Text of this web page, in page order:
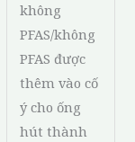
không
PFAS/không
PFAS được
thêm vào cố
ý cho ống
hút thành